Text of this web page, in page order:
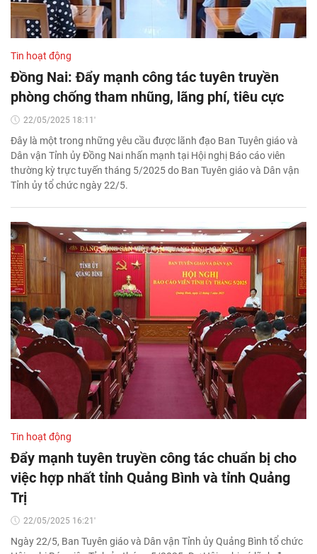
Tin hoạt động
Đồng Nai: Đẩy mạnh công tác tuyên truyền
phòng chống tham nhũng, lãng phí, tiêu cực
22/05/2025 18:11'
Đây là một trong những yêu cầu được lãnh đạo Ban Tuyên giáo và
Dân vận Tỉnh ủy Đồng Nai nhấn mạnh tại Hội nghị Báo cáo viên
thường kỳ trực tuyến tháng 5/2025 do Ban Tuyên giáo và Dân vận
Tỉnh ủy tổ chức ngày 22/5.
Tin hoạt động
Đẩy mạnh tuyên truyền công tác chuẩn bị cho
việc hợp nhất tỉnh Quảng Bình và tỉnh Quảng
Trị
22/05/2025 16:21'
Ngày 22/5, Ban Tuyên giáo và Dân vận Tỉnh ủy Quảng Bình tổ chức